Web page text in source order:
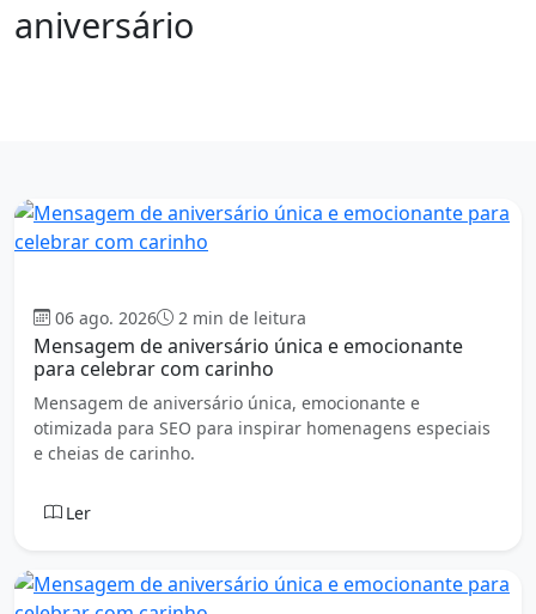
aniversário
06 ago. 2026 2 min de leitura
Mensagem de aniversário única e emocionante
para celebrar com carinho
Mensagem de aniversário única, emocionante e
otimizada para SEO para inspirar homenagens especiais
e cheias de carinho.
Ler